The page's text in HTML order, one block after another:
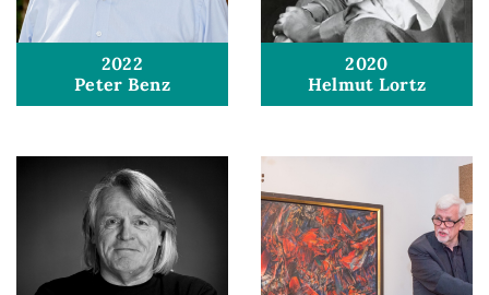
2022
Peter Benz
2020
Helmut Lortz